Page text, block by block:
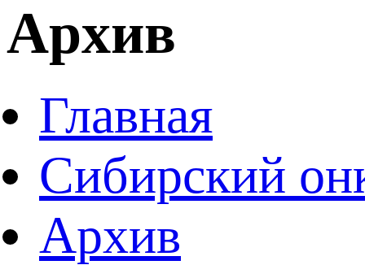
Архив
Главная
Сибирский
Архив